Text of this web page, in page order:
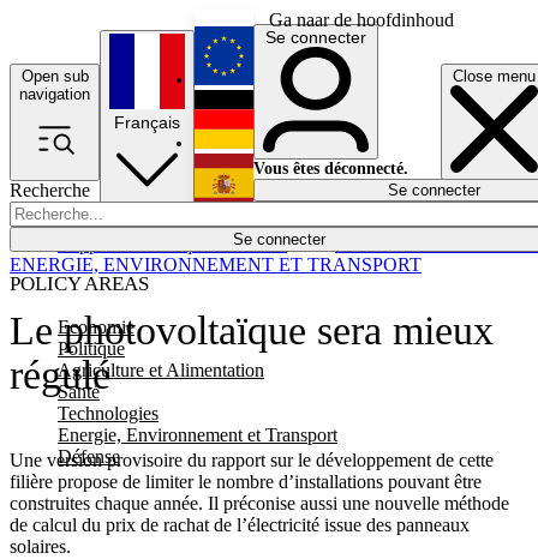
Ga naar de hoofdinhoud
Open sub
navigation
Close menu
Recherche
Se connecter
POLICY AREAS
Economie
Politique
Agriculture et Alimentation
Santé
Technologies
Energie, Environnement et Transport
Défense
Économie
Français
English
Deutsch
Español
Se connecter
Vous êtes déconnecté.
Se connecter
Le photovoltaïque sera mieux
régulé
Une version provisoire du rapport sur le développement de cette
filière propose de limiter le nombre d’installations pouvant être
construites chaque année. Il préconise aussi une nouvelle méthode
de calcul du prix de rachat de l’électricité issue des panneaux
solaires.
ENERGIE, ENVIRONNEMENT ET TRANSPORT